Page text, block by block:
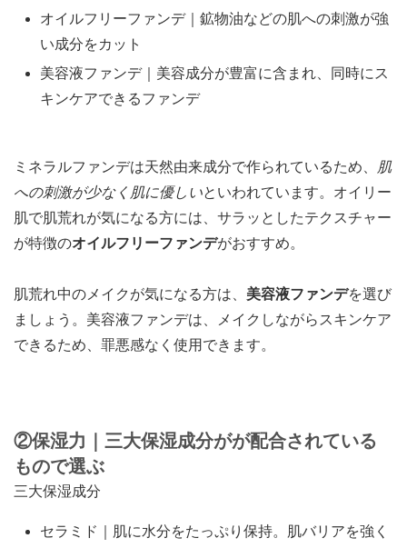
オイルフリーファンデ｜鉱物油などの肌への刺激が強
い成分をカット
美容液ファンデ｜美容成分が豊富に含まれ、同時にス
キンケアできるファンデ
ミネラルファンデは天然由来成分で作られているため、
肌
への刺激が少なく肌に優しいといわれています。オイリー
肌で肌荒れが気になる方には、サラッとしたテクスチャー
が特徴のオイルフリーファンデがおすすめ。
肌荒れ中のメイクが気になる方は、 美容液ファンデを選び
ましょう。美容液ファンデは、メイクしながらスキンケア
できるため、罪悪感なく使用できます。
②保湿力｜三大保湿成分がが配合されている
もので選ぶ
三大保湿成分
セラミド｜肌に水分をたっぷり保持。肌バリアを強く